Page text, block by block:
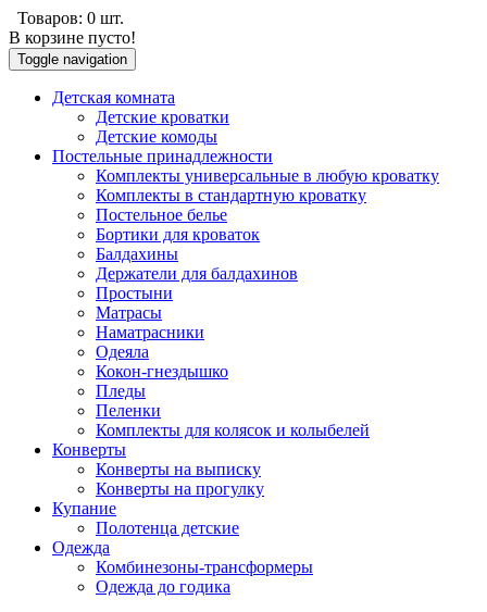
Товаров: 0 шт.
В корзине пусто!
Toggle navigation
Детскaя комнaтa
Детские кроватки
Детские комоды
Постельные принaдлежности
Комплекты универсальные в любую кроватку
Комплекты в стандартную кровaтку
Постельное белье
Бортики для кроваток
Балдахины
Держатели для балдахинов
Простыни
Матрасы
Наматрасники
Одеяла
Кокон-гнездышко
Пледы
Пеленки
Комплекты для колясок и колыбелей
Конверты
Конверты на выписку
Конверты на прогулку
Купание
Полотенца детские
Одежда
Комбинезоны-трансформеры
Одежда до годика